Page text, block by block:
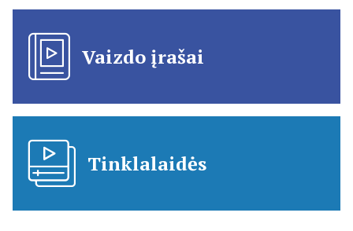
Vaizdo įrašai
Tinklalaidės